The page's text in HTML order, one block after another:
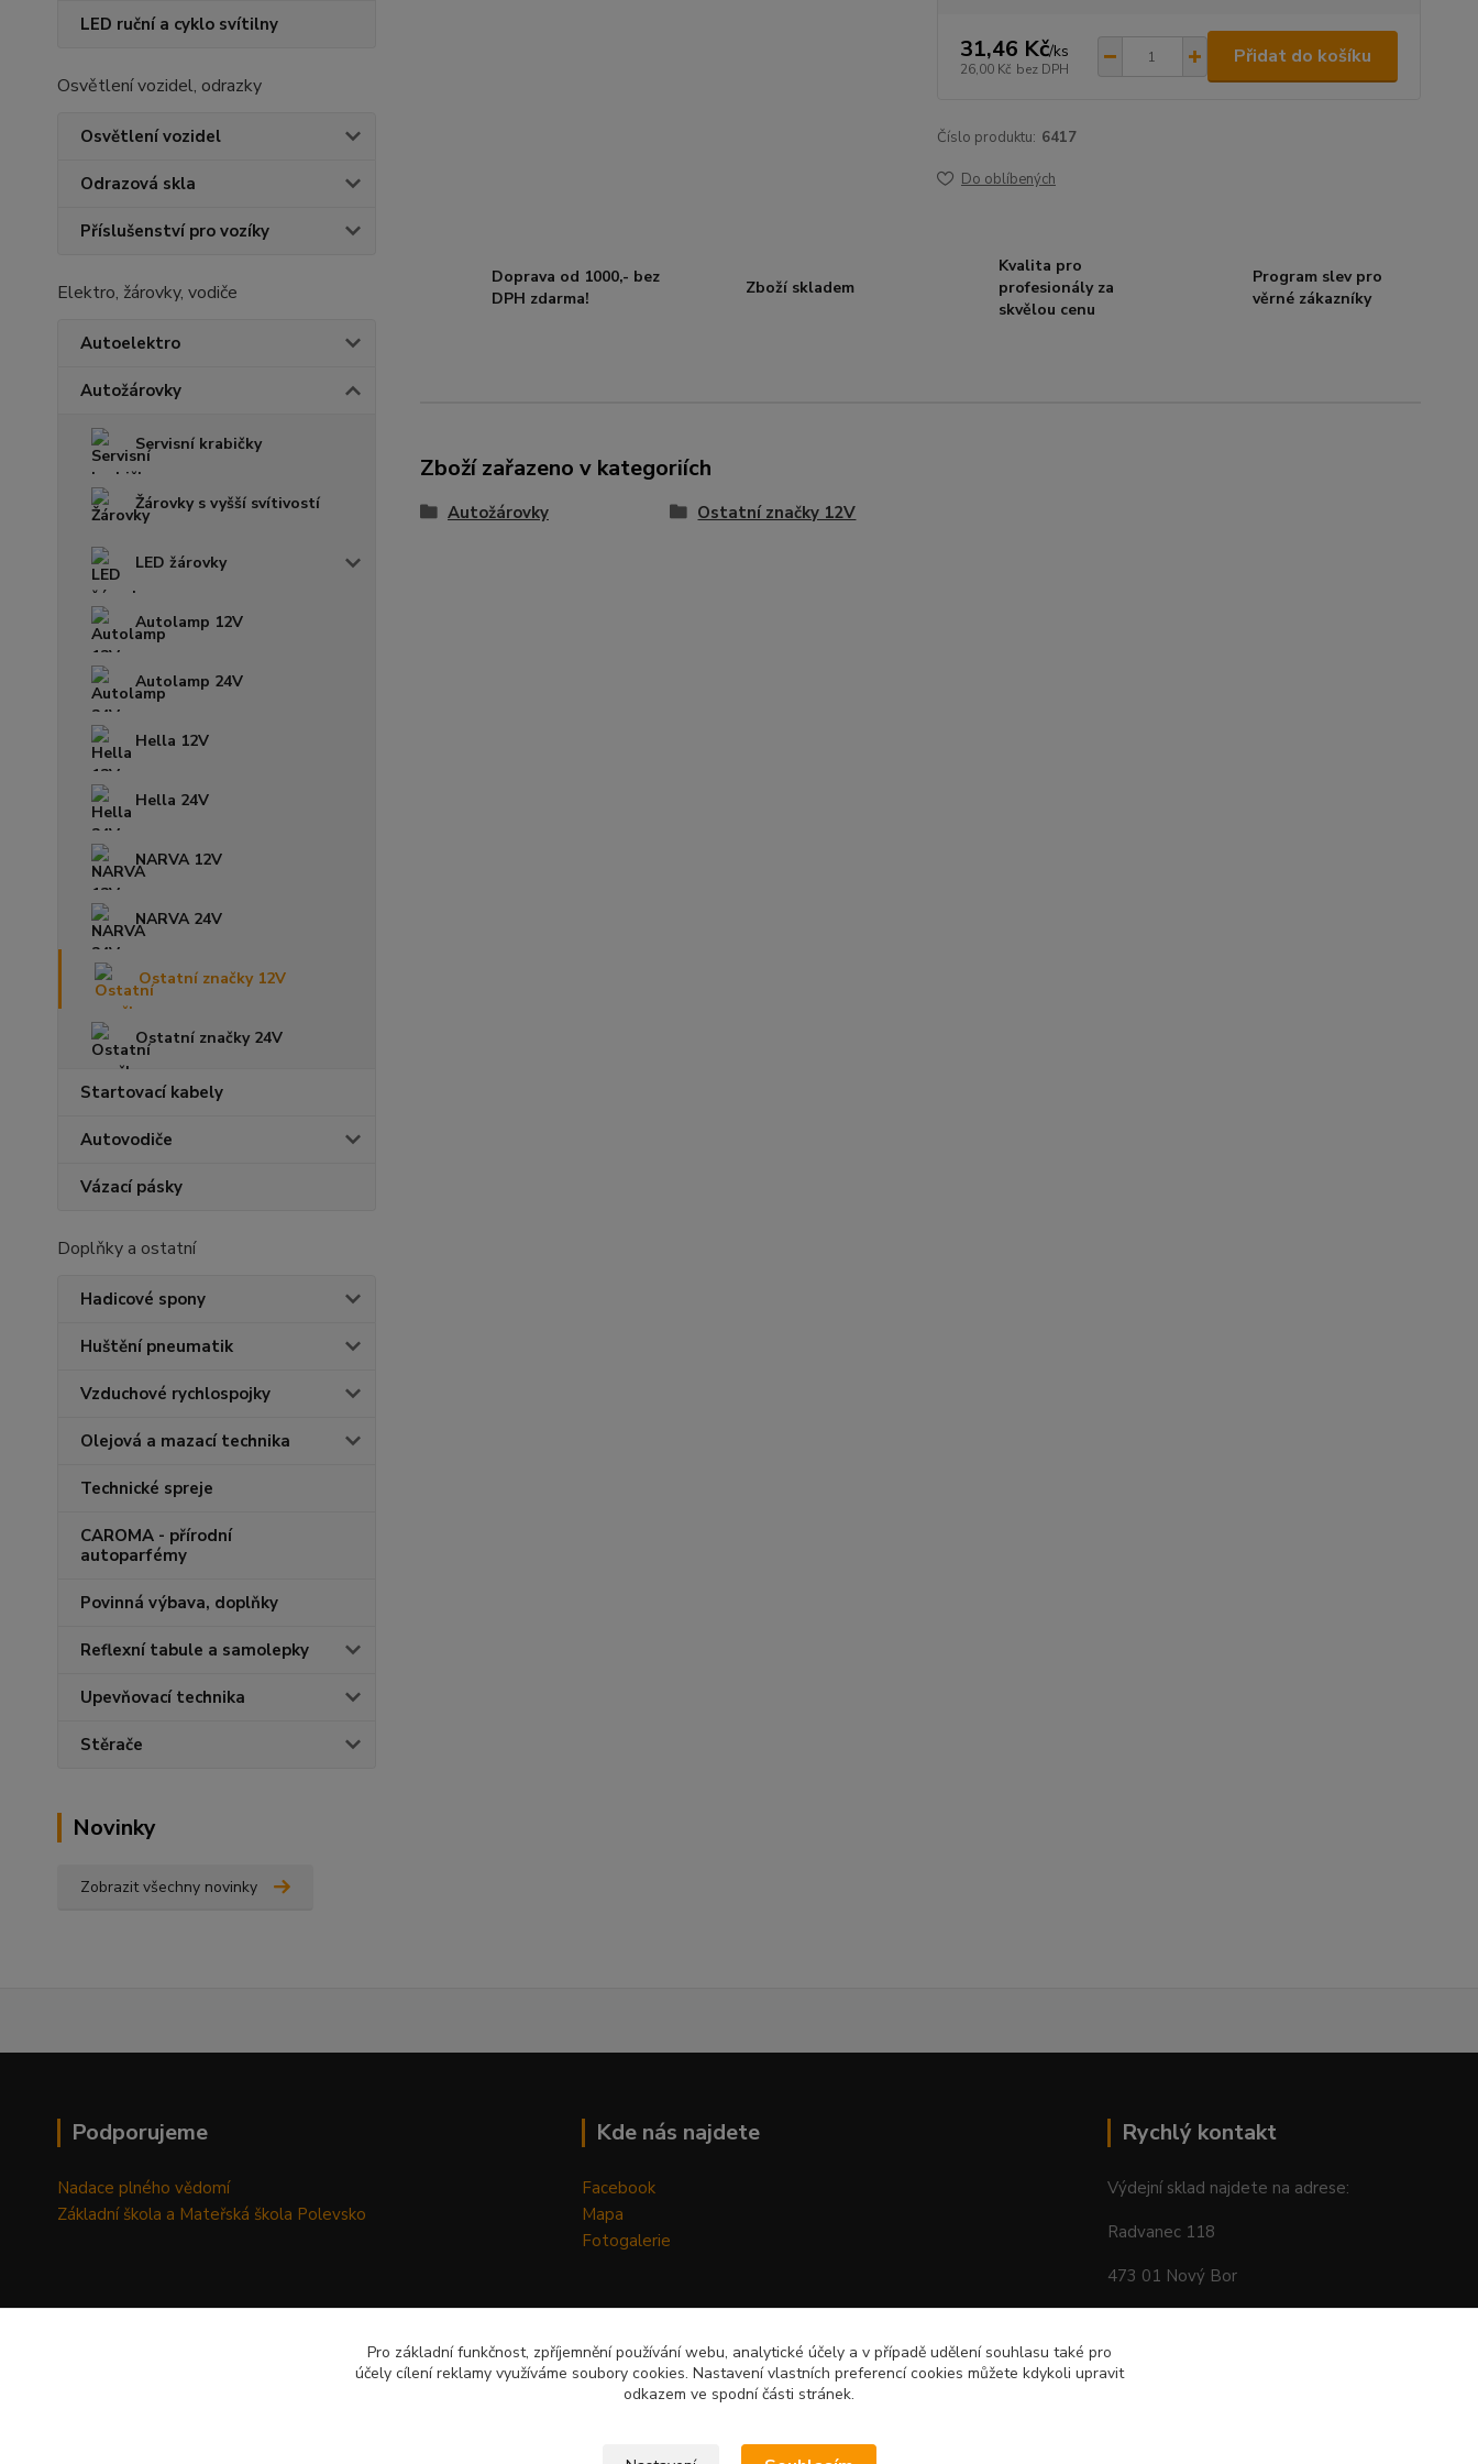
LED ruční a cyklo svítilny
Osvětlení vozidel, odrazky
Osvětlení vozidel
Odrazová skla
Příslušenství pro vozíky
Elektro, žárovky, vodiče
Autoelektro
Autožárovky
Servisní krabičky
Žárovky s vyšší svítivostí
LED žárovky
Autolamp 12V
Autolamp 24V
Hella 12V
Hella 24V
NARVA 12V
NARVA 24V
Ostatní značky 12V
Ostatní značky 24V
Startovací kabely
Autovodiče
Vázací pásky
Doplňky a ostatní
Hadicové spony
Huštění pneumatik
Vzduchové rychlospojky
Olejová a mazací technika
Technické spreje
CAROMA - přírodní
autoparfémy
Povinná výbava, doplňky
Reflexní tabule a samolepky
Upevňovací technika
Stěrače
Novinky
Zobrazit všechny novinky
31,46 Kč/ks
26,00 Kč bez DPH
Přidat do košíku
Číslo produktu: 6417
Do oblíbených
Doprava od 1000,- bez
DPH zdarma!
Zboží skladem
Kvalita pro
profesionály za
skvělou cenu
Program slev pro
věrné zákazníky
Zboží zařazeno v kategoriích
Autožárovky Ostatní značky 12V
Podporujeme
Nadace plného vědomí
Základní škola a Mateřská škola Polevsko
Kde nás najdete
Facebook
Mapa
Fotogalerie
Rychlý kontakt
Výdejní sklad najdete na adrese:
Radvanec 118
473 01 Nový Bor
Upravit sběr cookies.
Pro základní funkčnost, zpříjemnění používání webu, analytické účely a v případě udělení souhlasu také pro
účely cílení reklamy využíváme soubory cookies. Nastavení vlastních preferencí cookies můžete kdykoli upravit
odkazem ve spodní části stránek.